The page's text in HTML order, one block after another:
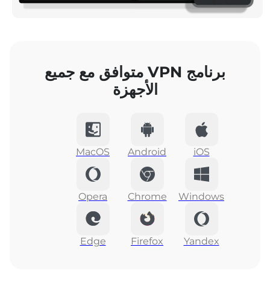
برنامج VPN متوافق مع جميع
الأجهزة
iOS
Android
MacOS
Windows
Chrome
Opera
Yandex
Firefox
Edge